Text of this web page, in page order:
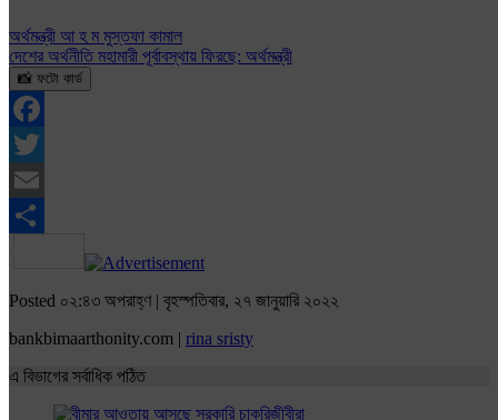
অর্থমন্ত্রী আ হ ম মুস্তফা কামাল
দেশের অর্থনীতি মহামারী পূর্বাবস্থায় ফিরছে: অর্থমন্ত্রী
📸 ফটো কার্ড
Facebook
Twitter
Email
Share
Posted ০২:৪৩ অপরাহ্ণ | বৃহস্পতিবার, ২৭ জানুয়ারি ২০২২
bankbimaarthonity.com | rina sristy
এ বিভাগের সর্বাধিক পঠিত